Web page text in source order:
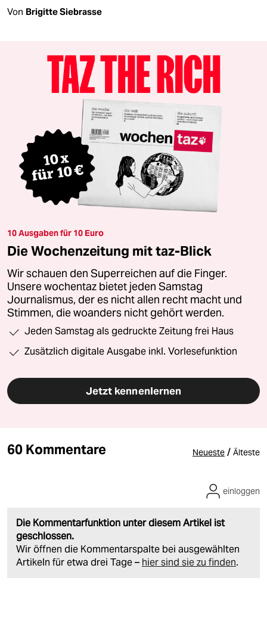
Von Brigitte Siebrasse
10 Ausgaben für 10 Euro
Die Wochenzeitung mit taz-Blick
Wir schauen den Superreichen auf die Finger.
Unsere wochentaz bietet jeden Samstag
Journalismus, der es nicht allen recht macht und
Stimmen, die woanders nicht gehört werden.
Jeden Samstag als gedruckte Zeitung frei Haus
Zusätzlich digitale Ausgabe inkl. Vorlesefunktion
Jetzt kennenlernen
60 Kommentare Neueste / Älteste
Die Kommentarfunktion unter diesem Artikel ist
geschlossen.
Wir öffnen die Kommentarspalte bei ausgewählten
Artikeln für etwa drei Tage – hier sind sie zu finden.
einloggen